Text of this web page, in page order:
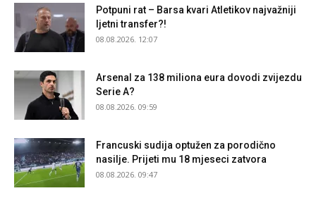
Potpuni rat – Barsa kvari Atletikov najvažniji
ljetni transfer?!
08.08.2026. 12:07
Arsenal za 138 miliona eura dovodi zvijezdu
Serie A?
08.08.2026. 09:59
Francuski sudija optužen za porodično
nasilje. Prijeti mu 18 mjeseci zatvora
08.08.2026. 09:47